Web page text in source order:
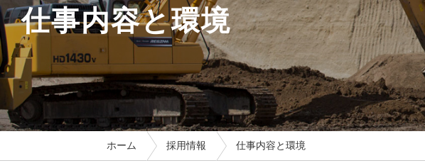
仕事内容と環境
ホーム 採用情報 仕事内容と環境